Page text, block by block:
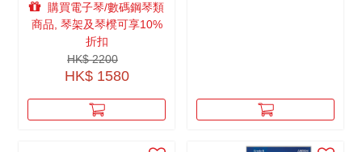
購買電子琴/數碼鋼琴類
商品, 琴架及琴櫈可享10%
折扣
HK$ 2200
HK$ 1580